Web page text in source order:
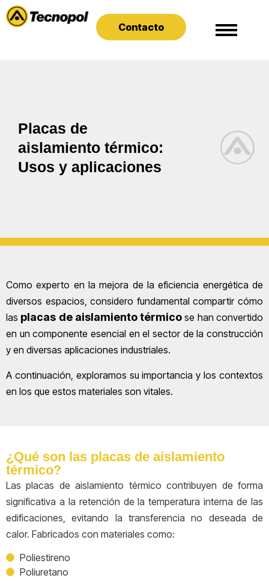
Contacto
Placas de
aislamiento térmico:
Usos y aplicaciones
Como experto en la mejora de la eficiencia energética de
diversos espacios, considero fundamental compartir cómo
las placas de aislamiento térmico se han convertido
en un componente esencial en el sector de la construcción
y en diversas aplicaciones industriales.
A continuación, exploramos su importancia y los contextos
en los que estos materiales son vitales.
¿Qué son las placas de aislamiento
térmico?
Las placas de aislamiento térmico contribuyen de forma
significativa a la retención de la temperatura interna de las
edificaciones, evitando la transferencia no deseada de
calor. Fabricados con materiales como:
Poliestireno
Poliuretano